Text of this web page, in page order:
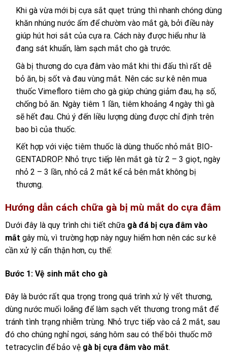
Khi gà vừa mới bị cựa sắt quẹt trúng thì nhanh chóng dùng
khăn nhúng nước ấm để chườm vào mắt gà, bởi điều này
giúp hút hơi sắt của cựa ra. Cách này được hiểu như là
đang sát khuẩn, làm sạch mắt cho gà trước.
Gà bị thương do cựa đâm vào mắt khi thi đấu thì rất dễ
bỏ ăn, bị sốt và đau vùng mắt. Nên các sư kê nên mua
thuốc Vimefloro tiêm cho gà giúp chúng giảm đau, hạ số,
chống bỏ ăn. Ngày tiêm 1 lần, tiêm khoảng 4 ngày thì gà
sẽ hết đau. Chú ý đến liều lượng dùng được chỉ định trên
bao bì của thuốc.
Kết hợp với việc tiêm thuốc là dùng thuốc nhỏ mắt BIO-
GENTADROP. Nhỏ trực tiếp lên mắt gà từ 2 – 3 giọt, ngày
nhỏ 2 – 3 lần, nhỏ cả 2 mắt kể cả bên mắt không bị
thương.
Hướng dẫn cách chữa gà bị mù mắt do cựa đâm
Dưới đây là quy trình chi tiết chữa gà đá bị cựa đâm vào
mắt gây mù, vì trường hợp này nguy hiểm hơn nên các sư kê
cần xử lý cẩn thận hơn, cụ thể:
Bước 1: Vệ sinh mắt cho gà
Đây là bước rất qua trọng trong quá trình xử lý vết thương,
dùng nước muối loãng để làm sạch vết thương trong mắt để
tránh tình trạng nhiễm trùng. Nhỏ trực tiếp vào cả 2 mắt, sau
đó cho chúng nghỉ ngơi, sáng hôm sau có thể bôi thuốc mỡ
tetracyclin để bảo vệ gà bị cựa đâm vào mắt.